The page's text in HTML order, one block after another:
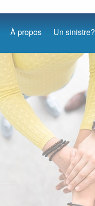
À propos Un sinistre?